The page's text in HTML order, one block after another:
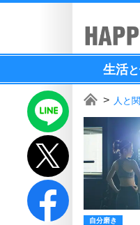
生活と
人と
自分磨き